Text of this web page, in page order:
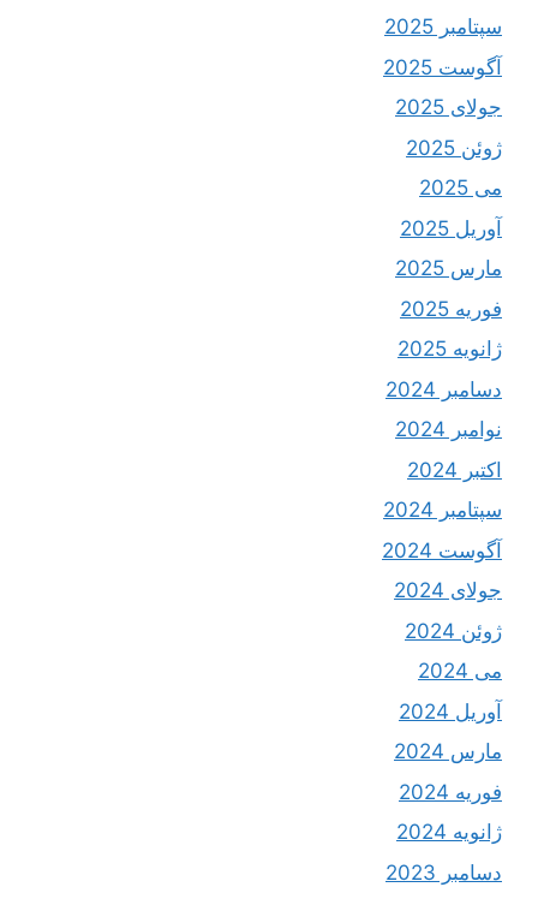
سپتامبر 2025
آگوست 2025
جولای 2025
ژوئن 2025
می 2025
آوریل 2025
مارس 2025
فوریه 2025
ژانویه 2025
دسامبر 2024
نوامبر 2024
اکتبر 2024
سپتامبر 2024
آگوست 2024
جولای 2024
ژوئن 2024
می 2024
آوریل 2024
مارس 2024
فوریه 2024
ژانویه 2024
دسامبر 2023